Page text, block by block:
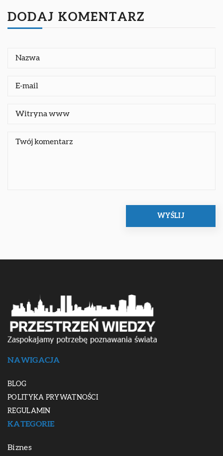
DODAJ KOMENTARZ
NAWIGACJA
BLOG
POLITYKA PRYWATNOŚCI
REGULAMIN
KATEGORIE
Biznes